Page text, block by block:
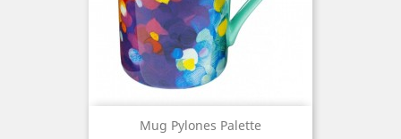
Mug Pylones Palette